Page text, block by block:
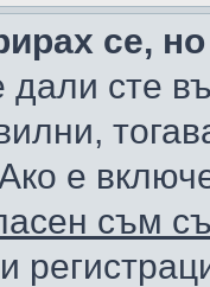
се,
сте
е
съм